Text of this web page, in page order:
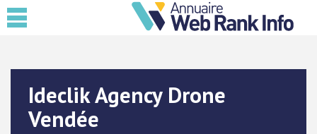
Ideclik Agency Drone
Vendée